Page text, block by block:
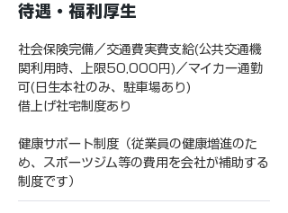
待遇・福利厚生
社会保険完備／交通費実費支給(公共交通機
関利用時、上限50,000円)／マイカー通勤
可(日生本社のみ、駐車場あり)
借上げ社宅制度あり
健康サポート制度（従業員の健康増進のた
め、スポーツジム等の費用を会社が補助する
制度です）